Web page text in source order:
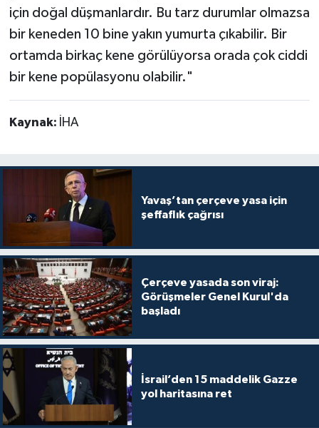
için doğal düşmanlardır. Bu tarz durumlar olmazsa
bir keneden 10 bine yakın yumurta çıkabilir. Bir
ortamda birkaç kene görülüyorsa orada çok ciddi
bir kene popülasyonu olabilir."
Kaynak: İHA
Yavaş’tan çerçeve yasa için
şeffaflık çağrısı
Çerçeve yasada son viraj:
Görüşmeler Genel Kurul'da
başladı
İsrail’den 15 maddelik Gazze
yol haritasına ret